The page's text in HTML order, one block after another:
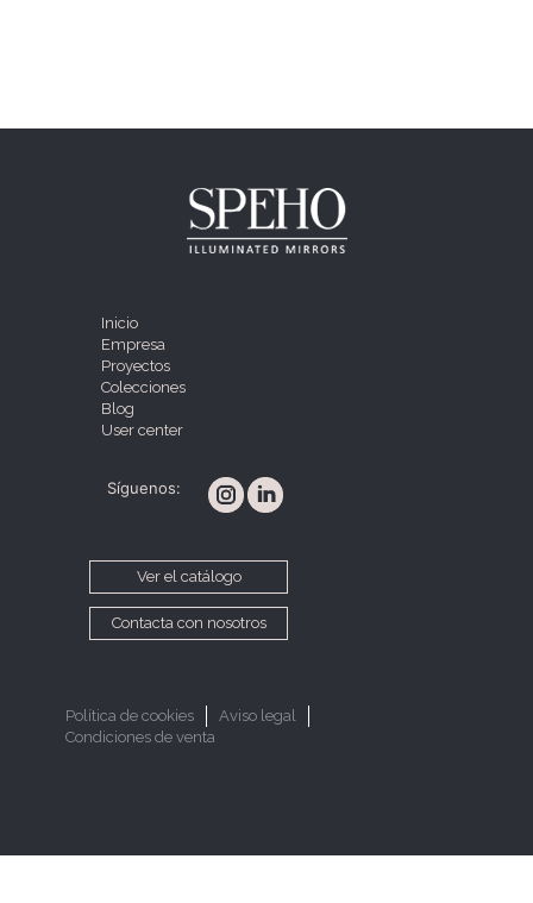
Inicio
Empresa
Proyectos
Colecciones
Blog
User center
Síguenos:
Ver el catálogo
Contacta con nosotros
Política de cookies
Aviso legal
Condiciones de venta